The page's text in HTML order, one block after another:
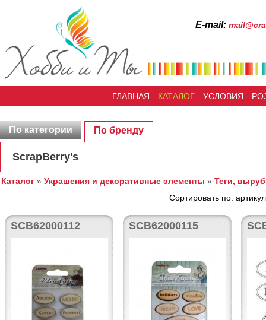
Е-mail:
ГЛАВНАЯ КАТАЛОГ УСЛОВИЯ
По категории По бренду
ScrapBerry's
Каталог » Украшения и декоративные элементы » Теги,
Сортировать по:
SCB62000112 SCB62000115